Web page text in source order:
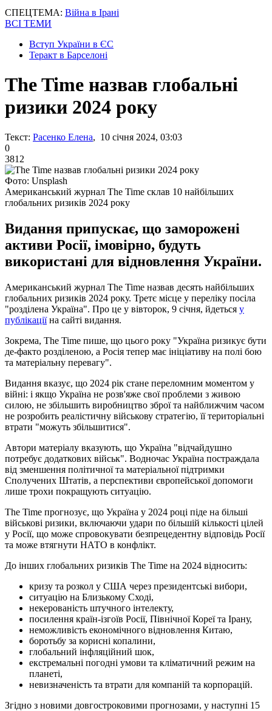
СПЕЦТЕМА: Війна в Ірані
ВСІ ТЕМИ
Вступ України в ЄС
Теракт в Барселоні
The Time назвав глобальні
ризики 2024 року
Текст: Расенко Елена, 10 січня 2024, 03:03
0
3812
Фото: Unsplash
Американський журнал The Time склав 10 найбільших
глобальних ризиків 2024 року
Видання припускає, що заморожені
активи Росії, імовірно, будуть
використані для відновлення України.
Американський журнал The Time назвав десять найбільших
глобальних ризиків 2024 року. Третє місце у переліку посіла
"розділена Україна". Про це у вівторок, 9 січня, йдеться у
публікаціїна сайті видання.
Зокрема, The Time пише, що цього року "Україна ризикує бути
де-факто розділеною, а Росія тепер має ініціативу на полі бою
та матеріальну перевагу".
Видання вказує, що 2024 рік стане переломним моментом у
війні: і якщо Україна не розв'яже свої проблеми з живою
силою, не збільшить виробництво зброї та найближчим часом
не розробить реалістичну військову стратегію, її територіальні
втрати "можуть збільшитися".
Автори матеріалу вказують, що Україна "відчайдушно
потребує додаткових військ". Водночас Україна постраждала
від зменшення політичної та матеріальної підтримки
Сполучених Штатів, а перспективи європейської допомоги
лише трохи покращують ситуацію.
The Time прогнозує, що Україна у 2024 році піде на більші
військові ризики, включаючи удари по більшій кількості цілей
у Росії, що може спровокувати безпрецедентну відповідь Росії
та може втягнути НАТО в конфлікт.
До інших глобальних ризиків The Time на 2024 відносить:
кризу та розкол у США через президентські вибори,
ситуацію на Близькому Сході,
некерованість штучного інтелекту,
посилення країн-ізгоїв Росії, Північної Кореї та Ірану,
неможливість економічного відновлення Китаю,
боротьбу за корисні копалини,
глобальний інфляційний шок,
екстремальні погодні умови та кліматичний режим на
планеті,
невизначеність та втрати для компаній та корпорацій.
Згідно з новими довгостроковими прогнозами, у наступні 15